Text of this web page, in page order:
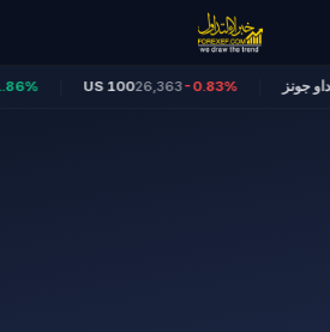
US 100 26,363-0.83% داو جونز 54,349